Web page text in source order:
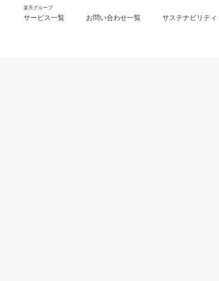
楽天グループ
サービス一覧 お問い合わせ一覧 サステナビリティ